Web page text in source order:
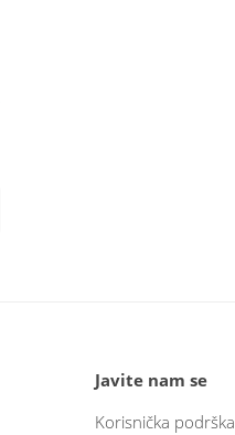
Javite nam se
Korisnička podrška